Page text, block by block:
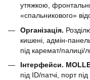
утяжкою,
«спальникового»
Організація.
кишені, адмін-
під каремат/палиці/
Інтерфейси.
під ID/патчі, порт